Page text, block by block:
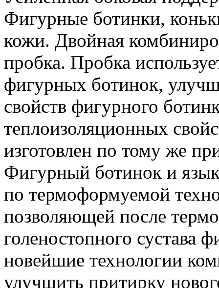
Фигурные ботинки,
кожи. Двойная
пробка. Пробка
фигурных ботинок,
свойств фигурного
теплоизоляционных
изготовлен по тому же
Фигурный ботинок и
по термоформуемой
позволяющей после
голеностопного сустава
новейшие технологии
улучшить притирку